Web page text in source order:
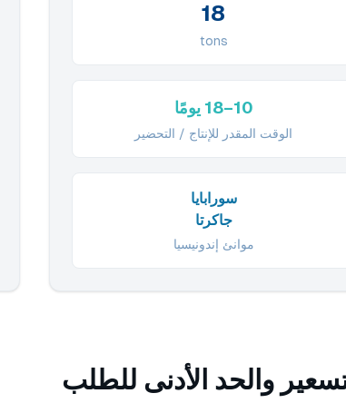
18
tons
10–18 يومًا
الوقت المقدر للإنتاج / التحضير
سورابايا
جاكرتا
موانئ إندونيسيا
والحد الأدنى للطلب